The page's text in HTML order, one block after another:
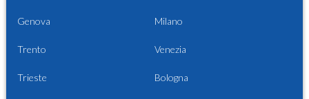
Genova Milano
Trento Venezia
Trieste Bologna